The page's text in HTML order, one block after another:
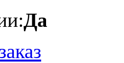
Да